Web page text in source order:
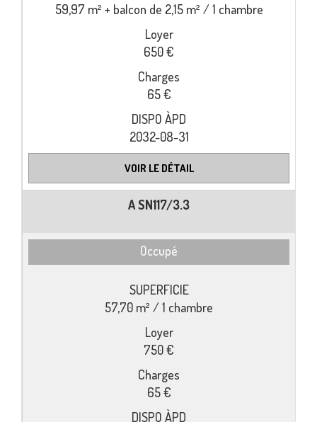
59,97 m² + balcon de 2,15 m² / 1 chambre
650 €
65 €
2032-08-31
VOIR LE DÉTAIL
A SN117/3.3
Occupé
57,70 m² / 1 chambre
750 €
65 €